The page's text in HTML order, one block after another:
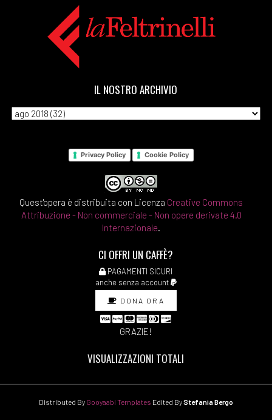
IL NOSTRO ARCHIVIO
Privacy Policy Cookie Policy
Quest'opera è distribuita con Licenza Creative Commons
Attribuzione - Non commerciale - Non opere derivate 4.0
Internazionale
CI OFFRI UN CAFFÈ?
PAGAMENTI SICURI
anche senza account
DONA ORA
GRAZIE!
VISUALIZZAZIONI TOTALI
Distributed By Gooyaabi Templates Edited ByStefania Bergo